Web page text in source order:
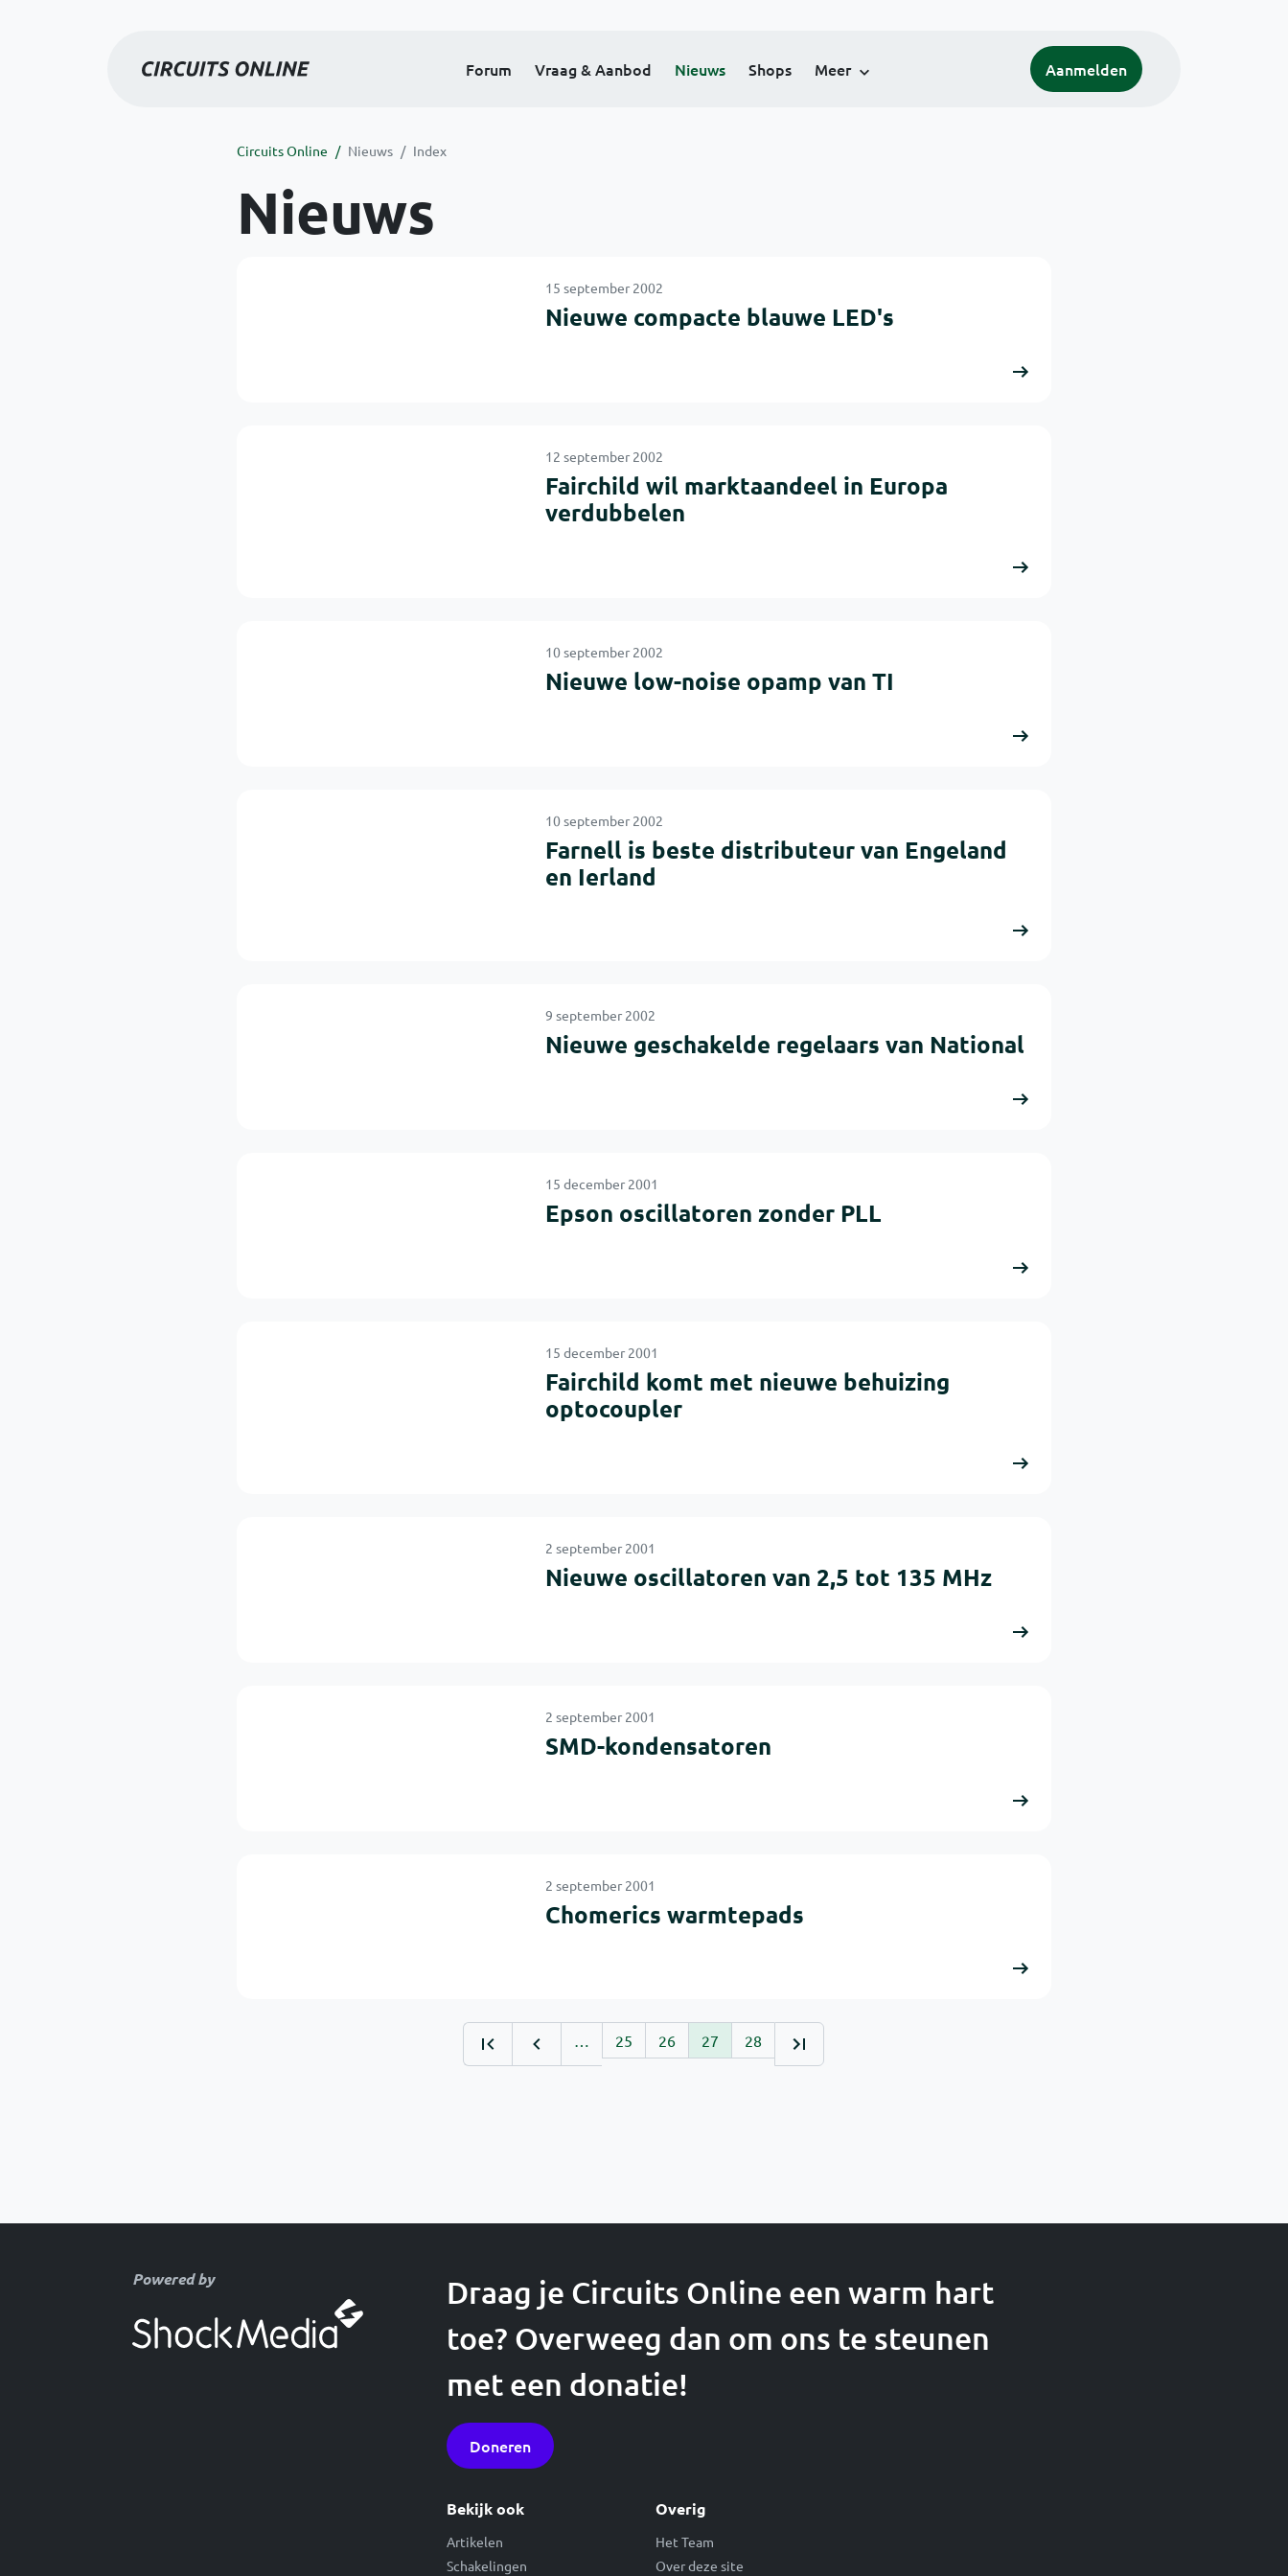
Forum Vraag & Aanbod Nieuws Shops Meer Aanmelden
Circuits Online Nieuws Index
Nieuws
15 september 2002
Nieuwe compacte blauwe LED's
12 september 2002
Fairchild wil marktaandeel in Europa
verdubbelen
10 september 2002
Nieuwe low-noise opamp van TI
10 september 2002
Farnell is beste distributeur van Engeland
en Ierland
9 september 2002
Nieuwe geschakelde regelaars van National
15 december 2001
Epson oscillatoren zonder PLL
15 december 2001
Fairchild komt met nieuwe behuizing
optocoupler
2 september 2001
Nieuwe oscillatoren van 2,5 tot 135 MHz
2 september 2001
SMD-kondensatoren
2 september 2001
Chomerics warmtepads
… 25 26 27 28
Powered by
Draag je Circuits Online een warm hart
toe? Overweeg dan om ons te steunen
met een donatie!
Doneren
Bekijk ook
Artikelen
Schakelingen
Overig
Het Team
Over deze site